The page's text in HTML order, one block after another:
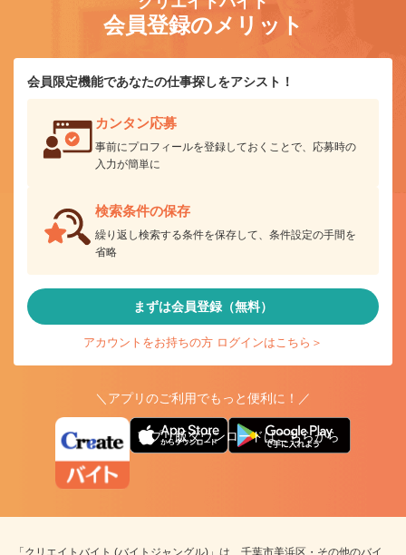
会員登録のメリット
会員限定機能であなたの仕事探しをアシスト！
カンタン応募
事前にプロフィールを登録しておくことで、応募時の
入力が簡単に
検索条件の保存
繰り返し検索する条件を保存して、条件設定の手間を
省略
まずは会員登録（無料）
アカウントをお持ちの方 ログインはこちら＞
＼アプリのご利用でもっと便利に！／
アプリ版ダウンロードはこちらから
「クリエイトバイト (バイトジャングル)」は、千葉市美浜区・その他のバイ